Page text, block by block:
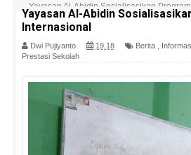
Yayasan Al-Abidin Sosialisasikan
Yayasan Al-Abidin
Internasional
Dwi Pujiyanto 19.18 Berita
Prestasi Sekolah